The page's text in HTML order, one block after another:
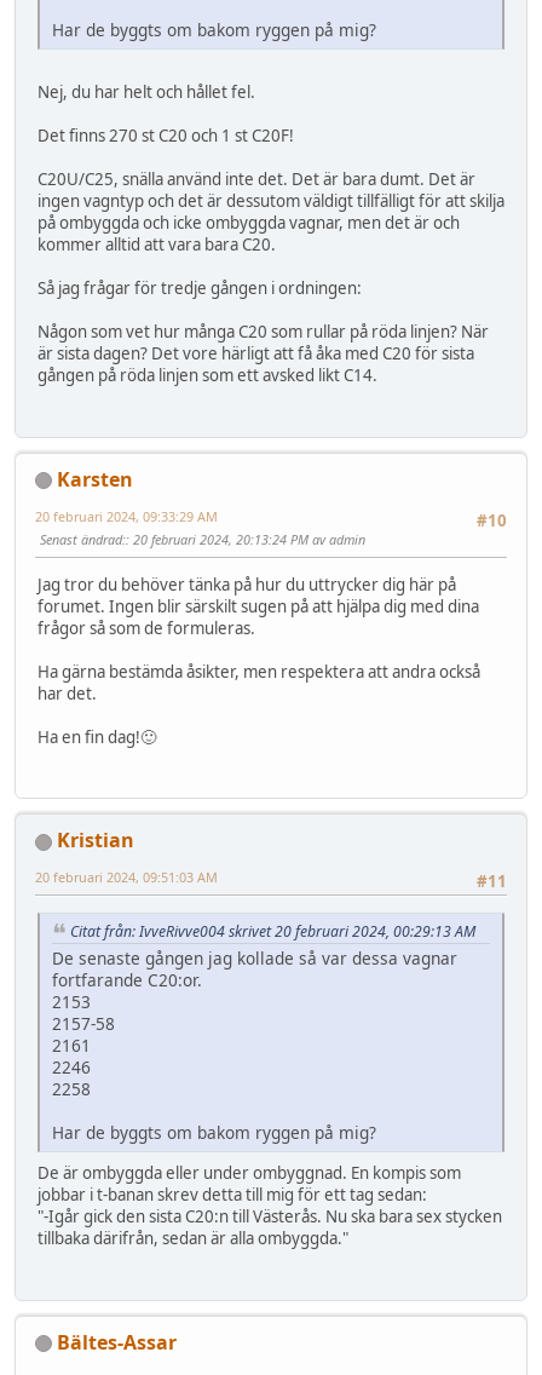
Har de byggts om bakom ryggen på mig?
Nej, du har helt och hållet fel.
Det finns 270 st C20 och 1 st C20F!
C20U/C25, snälla använd inte det. Det är bara dumt. Det är
ingen vagntyp och det är dessutom väldigt tillfälligt för att skilja
på ombyggda och icke ombyggda vagnar, men det är och
kommer alltid att vara bara C20.
Så jag frågar för tredje gången i ordningen:
Någon som vet hur många C20 som rullar på röda linjen? När
är sista dagen? Det vore härligt att få åka med C20 för sista
gången på röda linjen som ett avsked likt C14.
Karsten
#10
20 februari 2024, 09:33:29 AM
Senast ändrad:: 20 februari 2024, 20:13:24 PM av admin
Jag tror du behöver tänka på hur du uttrycker dig här på
forumet. Ingen blir särskilt sugen på att hjälpa dig med dina
frågor så som de formuleras.
Ha gärna bestämda åsikter, men respektera att andra också
har det.
Ha en fin dag!🙂
Kristian
#11
20 februari 2024, 09:51:03 AM
Citat från: IvveRivve004 skrivet 20 februari 2024, 00:29:13 AM
De senaste gången jag kollade så var dessa vagnar
fortfarande C20:or.
2153
2157-58
2161
2246
2258
Har de byggts om bakom ryggen på mig?
De är ombyggda eller under ombyggnad. En kompis som
jobbar i t-banan skrev detta till mig för ett tag sedan:
"-Igår gick den sista C20:n till Västerås. Nu ska bara sex stycken
tillbaka därifrån, sedan är alla ombyggda."
Bältes-Assar